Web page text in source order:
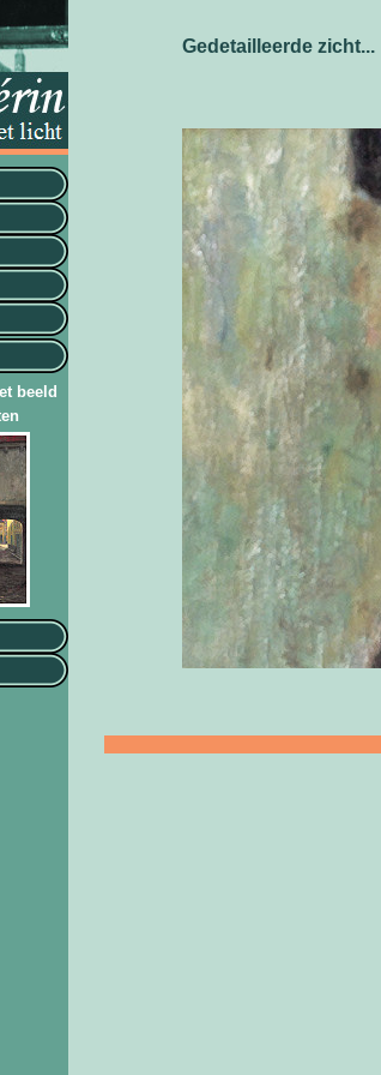
beeld
Gedetailleerde zicht...